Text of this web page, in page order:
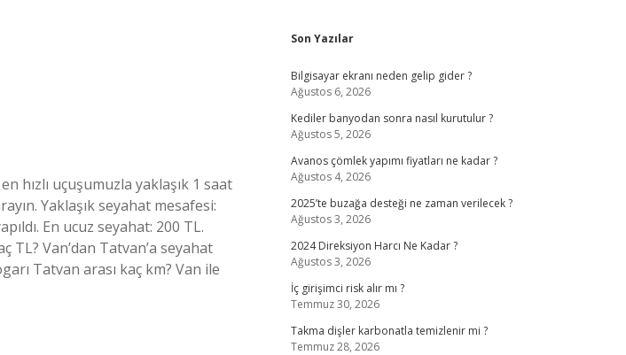
hızlı uçuşumuzla yaklaşık 1 saat
Yaklaşık seyahat mesafesi:
En ucuz seyahat: 200 TL.
TL? Van’dan Tatvan’a seyahat
Tatvan arası kaç km? Van ile
Sidebar
Son Yazılar
Bilgisayar ekranı neden gelip gider ?
Ağustos 6, 2026
Kediler banyodan sonra nasıl kurutulur ?
Ağustos 5, 2026
Avanos çömlek yapımı fiyatları ne kadar ?
Ağustos 4, 2026
2025’te buzağa desteği ne zaman verilecek ?
Ağustos 3, 2026
2024 Direksiyon Harcı Ne Kadar ?
Ağustos 3, 2026
İç girişimci risk alır mı ?
Temmuz 30, 2026
Takma dişler karbonatla temizlenir mi ?
Temmuz 28, 2026